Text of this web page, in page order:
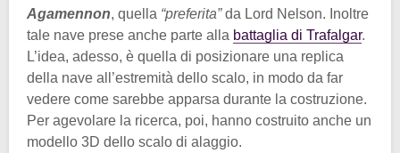
Agamennon, quella “preferita”da Lord Nelson. Inoltre
tale nave prese anche parte alla battaglia di Trafalgar.
L’idea, adesso, è quella di posizionare una replica
della nave all’estremità dello scalo, in modo da far
vedere come sarebbe apparsa durante la costruzione.
Per agevolare la ricerca, poi, hanno costruito anche un
modello 3D dello scalo di alaggio.